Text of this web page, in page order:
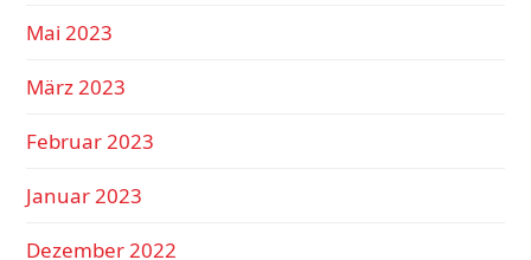
Mai 2023
März 2023
Februar 2023
Januar 2023
Dezember 2022